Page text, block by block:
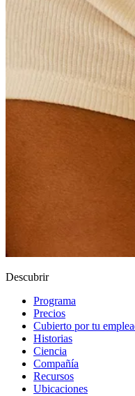
Descubrir
Programa
Precios
Cubierto por tu
Historias
Ciencia
Compañía
Recursos
Ubicaciones